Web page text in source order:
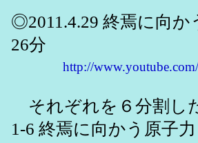
◎2011.4.29 終焉に向
26分
http://
それぞれを６分割し
1-6 終焉に向かう原子